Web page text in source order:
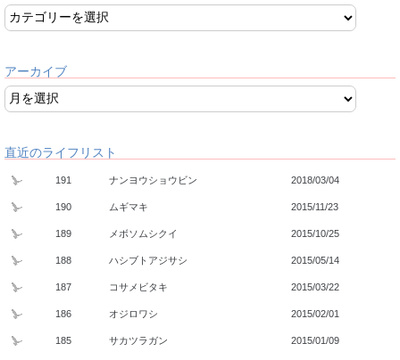
アーカイブ
直近のライフリスト
191 ナンヨウショウビン 2018/03/04
190 ムギマキ 2015/11/23
189 メボソムシクイ 2015/10/25
188 ハシブトアジサシ 2015/05/14
187 コサメビタキ 2015/03/22
186 オジロワシ 2015/02/01
185 サカツラガン 2015/01/09